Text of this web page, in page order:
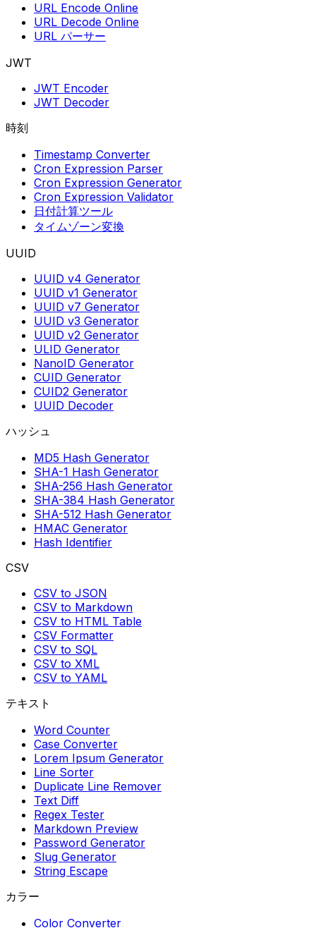
URL Encode Online
URL Decode Online
URL パーサー
JWT
JWT Encoder
JWT Decoder
時刻
Timestamp Converter
Cron Expression Parser
Cron Expression Generator
Cron Expression Validator
日付計算ツール
タイムゾーン変換
UUID
UUID v4 Generator
UUID v1 Generator
UUID v7 Generator
UUID v3 Generator
UUID v2 Generator
ULID Generator
NanoID Generator
CUID Generator
CUID2 Generator
UUID Decoder
ハッシュ
MD5 Hash Generator
SHA-1 Hash Generator
SHA-256 Hash Generator
SHA-384 Hash Generator
SHA-512 Hash Generator
HMAC Generator
Hash Identifier
CSV
CSV to JSON
CSV to Markdown
CSV to HTML Table
CSV Formatter
CSV to SQL
CSV to XML
CSV to YAML
テキスト
Word Counter
Case Converter
Lorem Ipsum Generator
Line Sorter
Duplicate Line Remover
Text Diff
Regex Tester
Markdown Preview
Password Generator
Slug Generator
String Escape
カラー
Color Converter